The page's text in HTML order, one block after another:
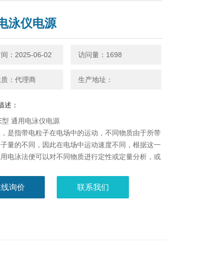
泳仪电源
：2025-06-02 访问量：1698
：代理商 生产地址：
述：
型 通用电泳仪电源
是指带电粒子在电场中的运动，不同物质由于所带
量的不同，因此在电场中运动速度不同，根据这一
电泳法便可以对不同物质进行定性或定量分析，或
的。
询价 联系我们